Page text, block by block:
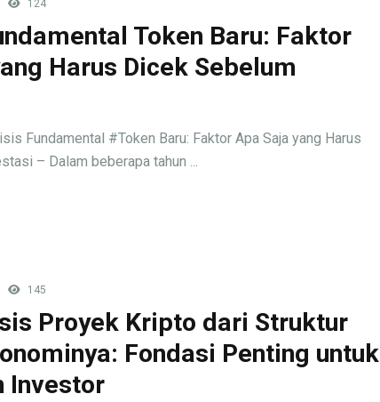
124
Token Baru: Faktor
Harus Dicek Sebelum
Fundamental #Token Baru: Faktor Apa Saja yang Harus
– Dalam beberapa tahun ...
145
Proyek Kripto dari Struktur
Fondasi Penting untuk
Investor